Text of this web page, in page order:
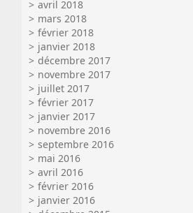
avril 2018
mars 2018
février 2018
janvier 2018
décembre 2017
novembre 2017
juillet 2017
février 2017
janvier 2017
novembre 2016
septembre 2016
mai 2016
avril 2016
février 2016
janvier 2016